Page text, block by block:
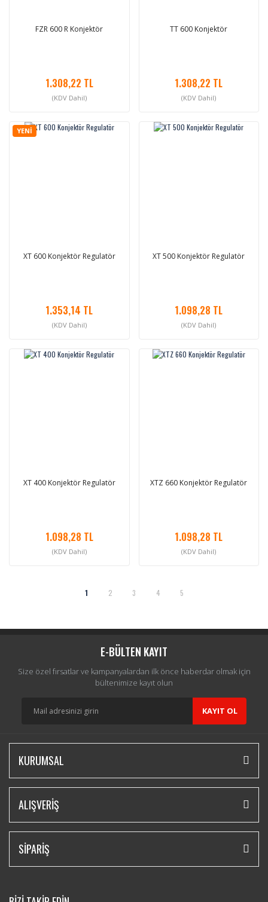
FZR 600 R Konjektör
1.308,22 TL
(KDV Dahil)
TT 600 Konjektör
1.308,22 TL
(KDV Dahil)
YENİ
XT 600 Konjektör Regulatör
1.353,14 TL
(KDV Dahil)
XT 500 Konjektör Regulatör
1.098,28 TL
(KDV Dahil)
XT 400 Konjektör Regulatör
1.098,28 TL
(KDV Dahil)
XTZ 660 Konjektör Regulatör
1.098,28 TL
(KDV Dahil)
1 2 3 4 5
E-BÜLTEN KAYIT
Size özel fırsatlar ve kampanyalardan ilk önce haberdar olmak için
bültenimize kayıt olun
KAYIT OL
KURUMSAL
ALIŞVERİŞ
SİPARİŞ